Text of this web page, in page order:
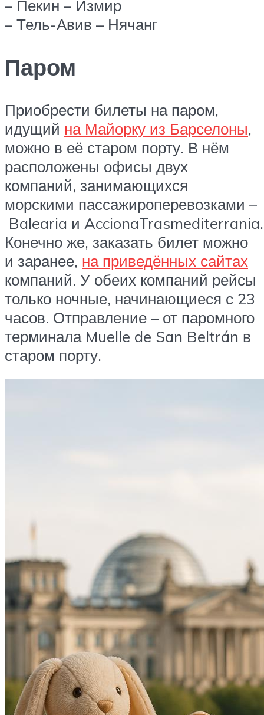
– Пекин – Измир
– Тель-Авив – Нячанг
Паром
Приобрести билеты на паром,
идущий на Майорку из Барселоны,
можно в её старом порту. В нём
расположены офисы двух
компаний, занимающихся
морскими пассажироперевозками –
Balearia и AccionaTrasmediterrania.
Конечно же, заказать билет можно
и заранее, на приведённых сайтах
компаний. У обеих компаний рейсы
только ночные, начинающиеся с 23
часов. Отправление – от паромного
терминала Muelle de San Beltrán в
старом порту.